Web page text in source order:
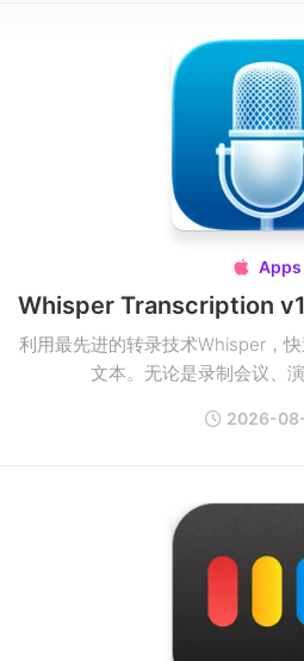
 Apps
利用最先进的转录技术Whisper，
文本。无论是录制会议、
2026-